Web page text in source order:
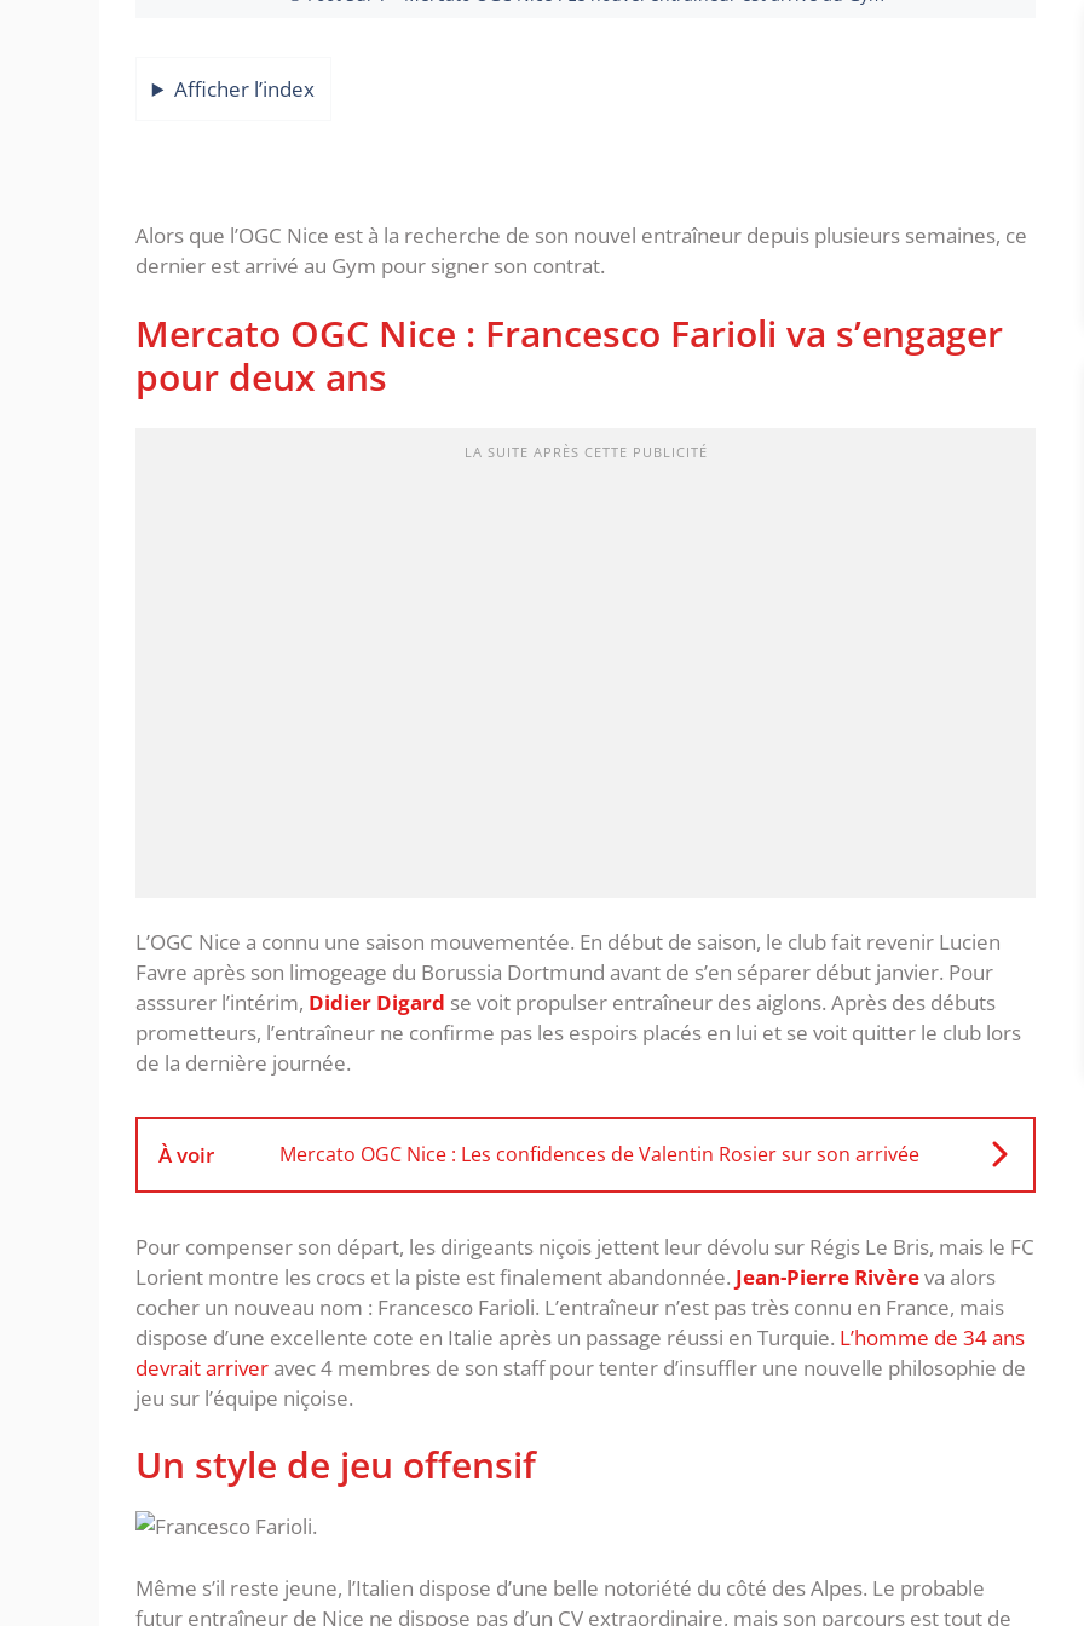
Afficher l’index
Alors que l’OGC Nice est à la recherche de son nouvel entraîneur depuis plusieurs semaines, ce
dernier est arrivé au Gym pour signer son contrat.
Mercato OGC Nice : Francesco Farioli va s’engager
pour deux ans
LA SUITE APRÈS CETTE PUBLICITÉ
L’OGC Nice a connu une saison mouvementée. En début de saison, le club fait revenir Lucien
Favre après son limogeage du Borussia Dortmund avant de s’en séparer début janvier. Pour
asssurer l’intérim, Didier Digard se voit propulser entraîneur des aiglons. Après des débuts
prometteurs, l’entraîneur ne confirme pas les espoirs placés en lui et se voit quitter le club lors
de la dernière journée.
À voir Mercato OGC Nice : Les confidences de Valentin Rosier sur son arrivée
Pour compenser son départ, les dirigeants niçois jettent leur dévolu sur Régis Le Bris, mais le FC
Lorient montre les crocs et la piste est finalement abandonnée. Jean-Pierre Rivèreva alors
cocher un nouveau nom : Francesco Farioli. L’entraîneur n’est pas très connu en France, mais
dispose d’une excellente cote en Italie après un passage réussi en Turquie. L’homme de 34 ans
devrait arriveravec 4 membres de son staff pour tenter d’insuffler une nouvelle philosophie de
jeu sur l’équipe niçoise.
Un style de jeu offensif
Même s’il reste jeune, l’Italien dispose d’une belle notoriété du côté des Alpes. Le probable
futur entraîneur de Nice ne dispose pas d’un CV extraordinaire, mais son parcours est tout de